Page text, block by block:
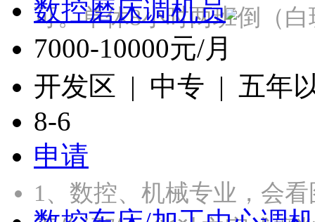
可。单休8小时两班倒（
数控磨床调机员
7000-10000元/月
开发区 | 中专 | 五年
8-6
申请
1、数控、机械专业，会